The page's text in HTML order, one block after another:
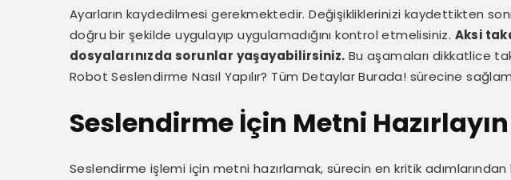
Ayarların kaydedilmesi gerekmektedir. Değişikliklerinizi kaydettikten
doğru bir şekilde uygulayıp uygulamadığını kontrol etmelisiniz. Aksi
dosyalarınızda sorunlar yaşayabilirsiniz. Bu aşamaları dikkatlice
Robot Seslendirme Nasıl Yapılır? Tüm Detaylar Burada! sürecine
Seslendirme İçin Metni Hazırlayın
Seslendirme işlemi için metni hazırlamak, sürecin en kritik